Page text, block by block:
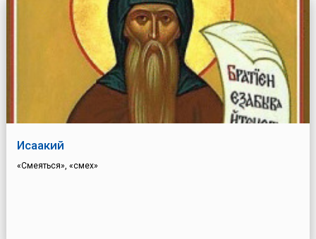
Исаакий
«Смеяться», «смех»